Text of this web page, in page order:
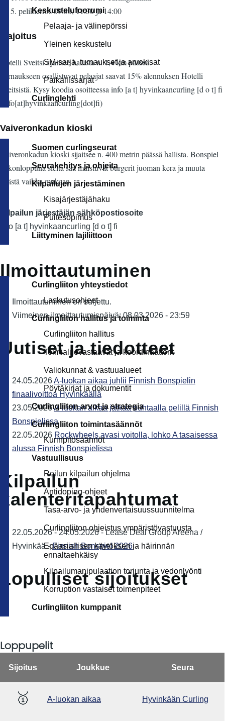
Keskustelufoorumi
Pelaaja- ja välinepörssi
Yleinen keskustelu
SM-sarja, turnaukset ja arvokisat
Paikallissarjat
Curlinglehti
Suomen curlingseurat
Seurakehitys ja ohjeita
Kilpailujen järjestäminen
Kisajärjestäjähaku
Puitesopimus
Liittyminen lajiliittoon
Curlingliiton yhteystiedot
Laskutusohjeet
Curlingliiton hallitus ja toiminta
Curlingliiton hallitus
Toimialuevastaavat ja koordinaattorit
Valiokunnat & vastuualueet
Pöytäkirjat ja dokumentit
Curlingliiton arvot ja strategia
Curlingliiton toimintasäännöt
Kurinpitosäännöt
Vastuullisuus
Reilun kilpailun ohjelma
Antidoping-ohjeet
Tasa-arvo- ja yhdenvertaisuussuunnitelma
Curlingliiton ohjeistus ympäristövastuusta
Epäasiallisen käytöksen ja häirinnän
ennaltaehkäisy
Kilpailumanipulaation torjunta ja vedonlyönti
Korruption vastaiset toimenpiteet
Curlingliiton kumppanit
Su 5. pelikierros 09:30, 11:30 ja 14:00
Majoitus
Hotelli Sveitsi sijaitsee hallista n. 1,4 km päässä.
Turnaukseen osallistuvat pelaajat saavat 15% alennuksen Hotelli
Sveitsistä. Kysy koodia osoitteessa info [a t] hyvinkaancurling [d o t] fi
(info[at]hyvinkaancurling[dot]fi)
Vaiveronkadun kioski
Vaiveronkadun kioski sijaitsee n. 400 metrin päässä hallista. Bonspiel
viikonloppuna sieltä saa maistuvat burgerit juoman kera ja muuta
evästä vaikka mukaan.
Kilpailun järjestäjän sähköpostiosoite
info [a t] hyvinkaancurling [d o t] fi
Ilmoittautuminen
Ilmoittautuminen on suljettu.
Viimeinen ilmoittautumispäivä: 08.03.2026 - 23:59
Uutiset ja tiedotteet
24.05.2026A-luokan aikaa juhlii Finnish Bonspielin
finaalivoittoa Hyvinkäällä
23.05.2026A-luokan aikaa jatkaa puhtaalla pelillä Finnish
Bonspielissa
22.05.2026 Rockwheels avasi voitolla, lohko A tasaisessa
alussa Finnish Bonspielissa
Kilpailun
kalenteritapahtumat
22.05.2026-24.05.2026 -Lease Deal Group Areena /
Hyvinkää-Finnish Bonspiel 2026
Lopulliset sijoitukset
Loppupelit
Sijoitus Joukkue Seura
🥇 A-luokan aikaa Hyvinkään Curling